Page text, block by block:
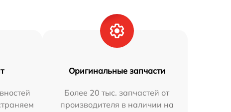
Оригинальные запчасти
Более 20 тыс. запчастей от
производителя в наличии на